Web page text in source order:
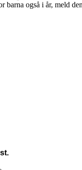
også i år, meld